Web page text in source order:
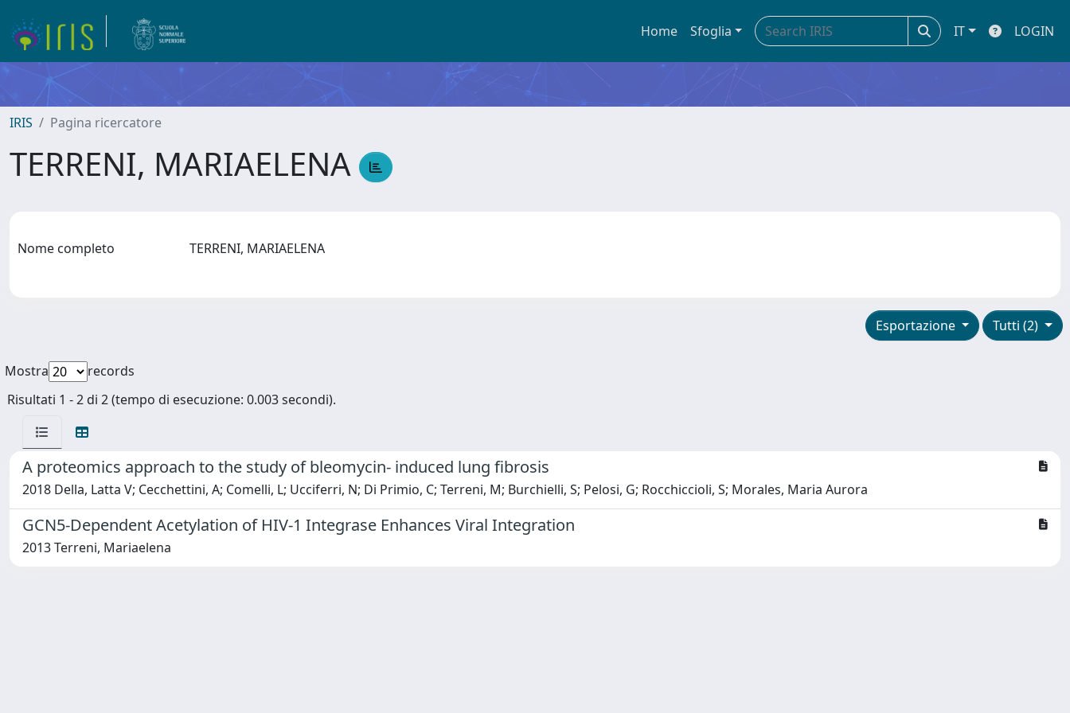
Home Sfoglia IT LOGIN
IRIS Pagina ricercatore
TERRENI, MARIAELENA
Nome completo TERRENI, MARIAELENA
Tutti (2)
Esportazione
Mostra
records
Risultati 1 - 2 di 2 (tempo di esecuzione: 0.003 secondi).
A proteomics approach to the study of bleomycin- induced lung fibrosis
2018 Della, Latta V; Cecchettini, A; Comelli, L; Ucciferri, N; Di Primio, C; Terreni, M; Burchielli, S; Pelosi, G; Rocchiccioli, S; Morales, Maria Aurora
GCN5-Dependent Acetylation of HIV-1 Integrase Enhances Viral Integration
2013 Terreni, Mariaelena